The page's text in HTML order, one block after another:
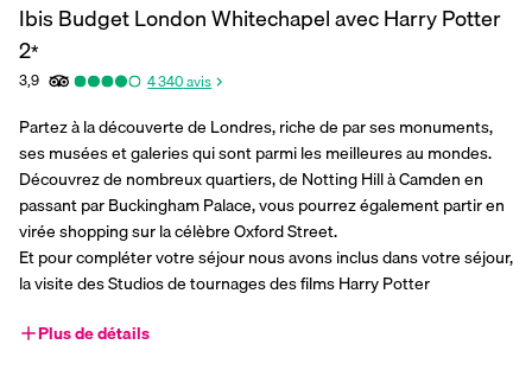
Ibis Budget London Whitechapel avec Harry Potter
2*
3,9 4 340avis
Partez à la découverte de Londres, riche de par ses monuments,
ses musées et galeries qui sont parmi les meilleures au mondes.
Découvrez de nombreux quartiers, de Notting Hill à Camden en
passant par Buckingham Palace, vous pourrez également partir en
virée shopping sur la célèbre Oxford Street.
Et pour compléter votre séjour nous avons inclus dans votre séjour,
la visite des Studios de tournages des films Harry Potter
Plus de détails